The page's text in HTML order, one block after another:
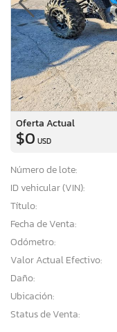
Oferta Actual
$0 USD
Número de lote:
ID vehicular (VIN):
Título:
Fecha de Venta:
Odómetro:
Valor Actual Efectivo:
Daño:
Ubicación:
Status de Venta: